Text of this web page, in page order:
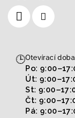
🕒Otevírací doba
Po:
Út:
St:
Čt:
Pá: